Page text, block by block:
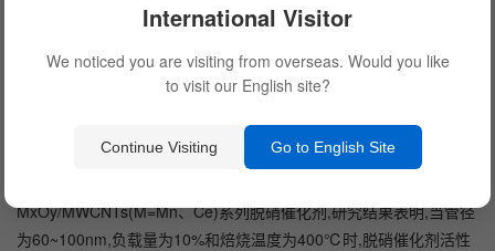
催化剂里掺杂Ce元素时,脱硝催化剂的活性有了显著的提高。刘清等
(PPSN)滤料上,制备了MnOx-CeO2/PPSN脱硝催化剂,研究发现,当
MnOx-CeO2负载量为296g/m2时,催化温度为130~160℃时,脱硝催
化剂具有较高的NO脱除效率;他们还将Mn-Fe负载到活性AFC[13]上,
温度为200℃的条件下NO转化率可达92%。以经过氧等离子体预处
MxOy/MWCNTs(M=Mn、Ce)系列脱硝催化剂,研究结果表明,当管径
为60~100nm,负载量为10%和焙烧温度为400℃时,脱硝催化剂活性
International Visitor
We noticed you are visiting from overseas. Would you like
to visit our English site?
Continue Visiting Go to English Site